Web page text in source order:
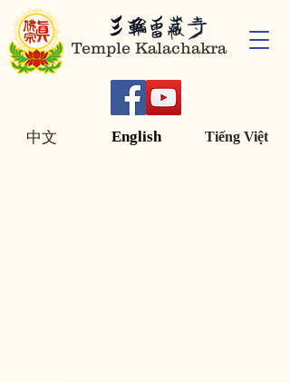
Temple Kalachakra
English Tiếng Việt
中文